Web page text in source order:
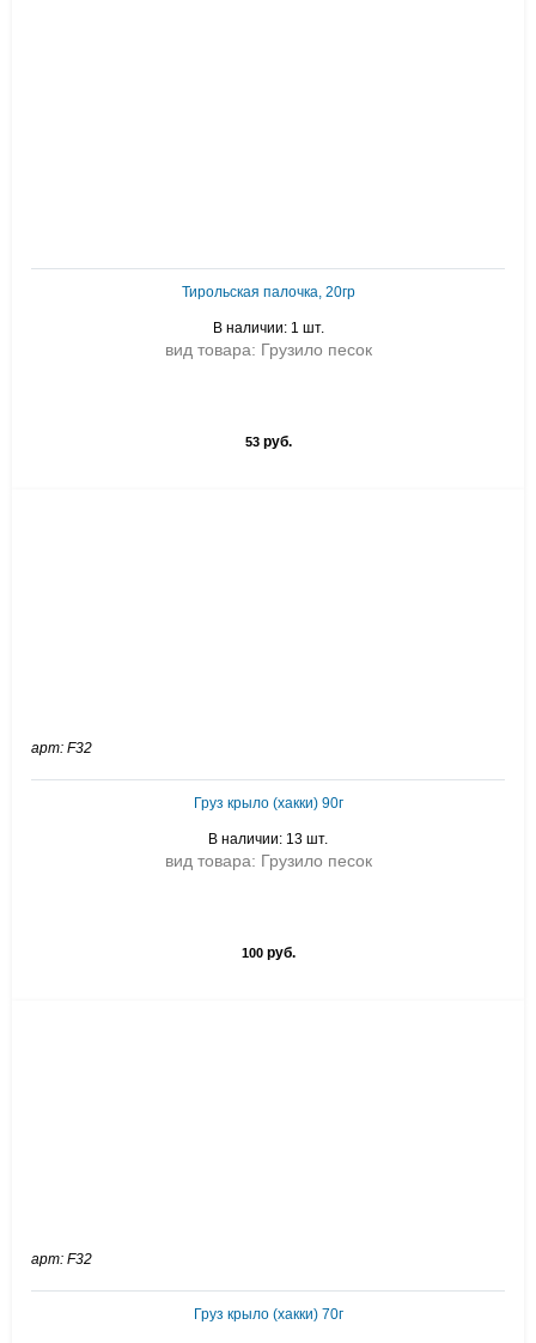
Тирольская палочка, 20гр
В наличии: 1 шт.
вид товара: Грузило песок
53руб.
арт: F32
Груз крыло (хакки) 90г
В наличии: 13 шт.
вид товара: Грузило песок
100руб.
арт: F32
Груз крыло (хакки) 70г